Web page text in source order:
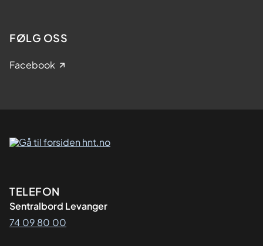
FØLG OSS
Facebook
Kontaktinformasjon
TELEFON
Sentralbord Levanger
74 09 80 00